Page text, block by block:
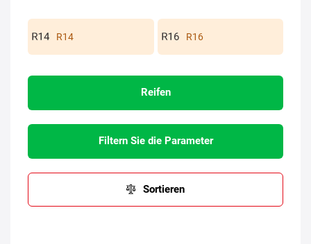
R14 R16
Reifen
Filtern Sie die Parameter
Sortieren